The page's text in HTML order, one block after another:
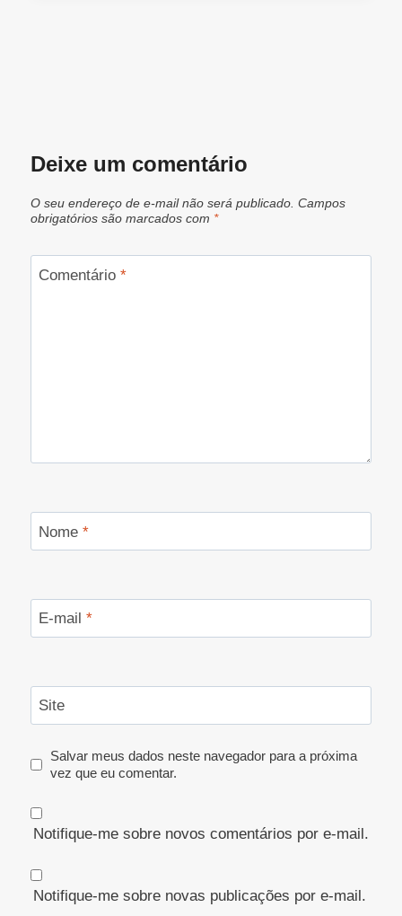
Deixe um comentário
O seu endereço de e-mail não será publicado. Campos
obrigatórios são marcados com *
Comentário *
Nome *
E-mail *
Site
Salvar meus dados neste navegador para a próxima
vez que eu comentar.
Notifique-me sobre novos comentários por e-mail.
Notifique-me sobre novas publicações por e-mail.